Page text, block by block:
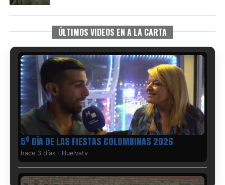
ÚLTIMOS VIDEOS EN A LA CARTA
5º DÍA DE LAS FIESTAS COLOMBINAS 2026
hace 3 días · Huelvatv